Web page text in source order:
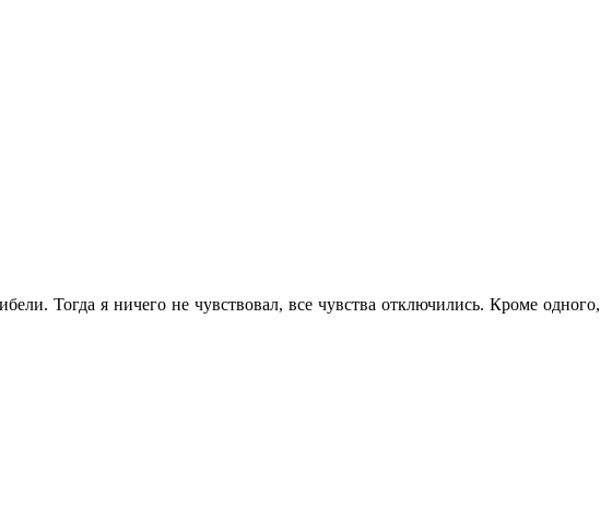
Тогда я ничего не чувствовал, все чувства отключились. Кроме одного,